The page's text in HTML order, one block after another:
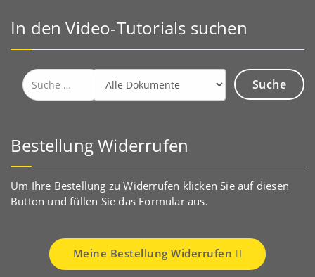
In den Video-Tutorials suchen
Suche
nach:
Bestellung Widerrufen
Um Ihre Bestellung zu Widerrufen klicken Sie auf diesen
Button und füllen Sie das Formular aus.
Meine Bestellung Widerrufen